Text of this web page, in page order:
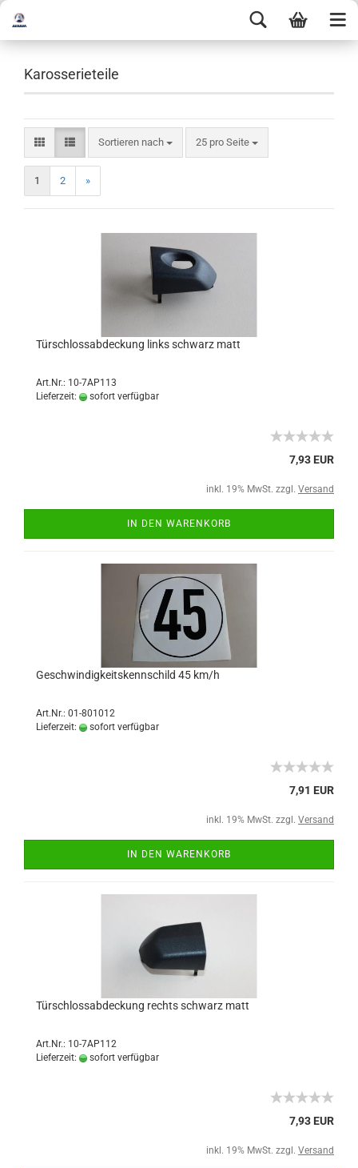
Karosserieteile
Sortieren nach 25 pro Seite
1 2 »
Türschlossabdeckung links schwarz matt
Art.Nr.: 10-7AP113
Lieferzeit:
sofort verfügbar
7,93 EUR
inkl. 19% MwSt. zzgl. Versand
IN DEN WARENKORB
Geschwindigkeitskennschild 45 km/h
Art.Nr.: 01-801012
Lieferzeit:
sofort verfügbar
7,91 EUR
inkl. 19% MwSt. zzgl. Versand
IN DEN WARENKORB
Türschlossabdeckung rechts schwarz matt
Art.Nr.: 10-7AP112
Lieferzeit:
sofort verfügbar
7,93 EUR
inkl. 19% MwSt. zzgl. Versand